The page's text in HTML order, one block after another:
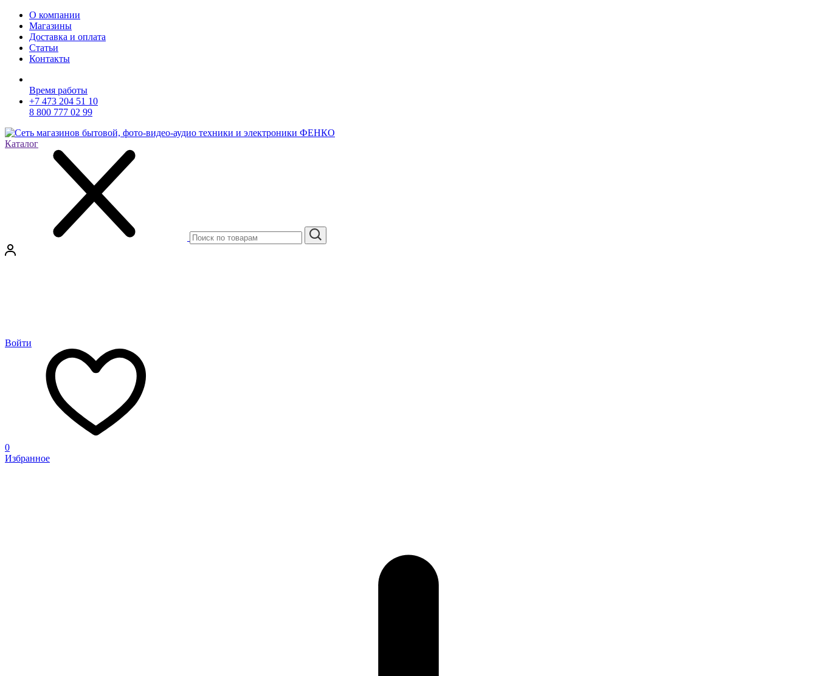
О компании
Магазины
Доставка и оплата
Статьи
Контакты
Время работы
+7 473 204 51 10
8 800 777 02 99
Каталог
Войти
0
Избранное